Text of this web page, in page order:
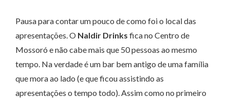
Pausa para contar um pouco de como foi o local das
apresentações. O Naldir Drinks fica no Centro de
Mossoró e não cabe mais que 50 pessoas ao mesmo
tempo. Na verdade é um bar bem antigo de uma família
que mora ao lado (e que ficou assistindo as
apresentações o tempo todo). Assim como no primeiro